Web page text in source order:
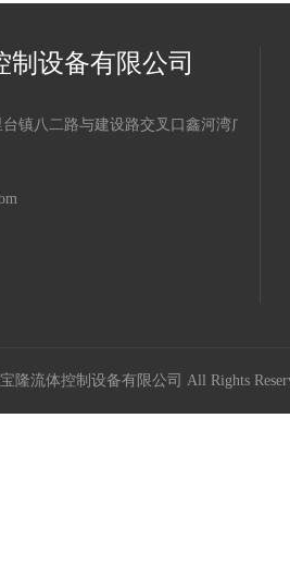
制设备有限公司
镇八二路与建设路交叉口鑫河湾广场
隆流体控制设备有限公司 All Rights